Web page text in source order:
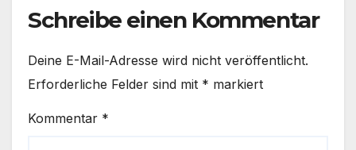
Schreibe einen Kommentar
Deine E-Mail-Adresse wird nicht veröffentlicht.
Erforderliche Felder sind mit * markiert
Kommentar *